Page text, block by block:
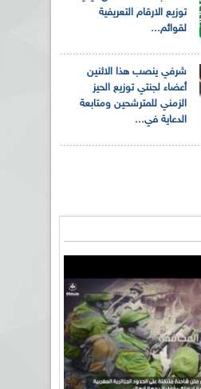
توزيع الارقام التعريفية
لقوائم...
شرفي ينصب هذا الاثنين
أعضاء لجنتي توزيع الحيز
الزمني للمترشحين ومتابعة
الدعاية في...